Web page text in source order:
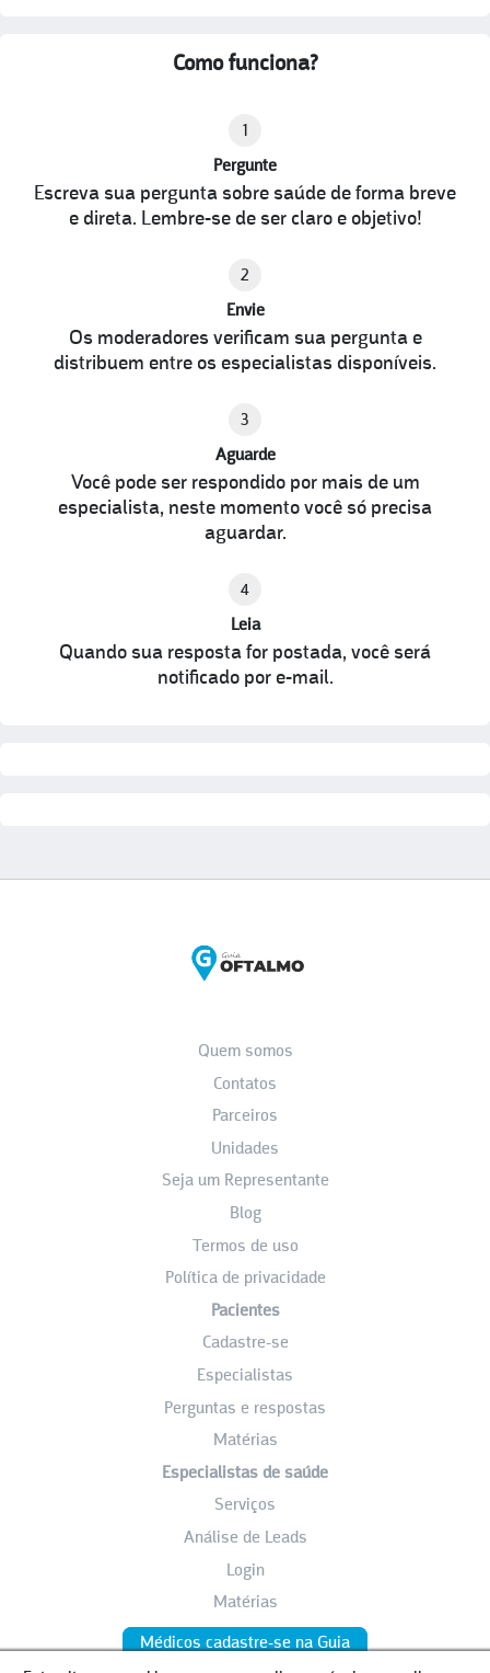
Como funciona?
1
Pergunte
Escreva sua pergunta sobre saúde de forma breve
e direta. Lembre-se de ser claro e objetivo!
2
Envie
Os moderadores verificam sua pergunta e
distribuem entre os especialistas disponíveis.
3
Aguarde
Você pode ser respondido por mais de um
especialista, neste momento você só precisa
aguardar.
4
Leia
Quando sua resposta for postada, você será
notificado por e-mail.
Quem somos
Contatos
Parceiros
Unidades
Seja um Representante
Blog
Termos de uso
Política de privacidade
Pacientes
Cadastre-se
Especialistas
Perguntas e respostas
Matérias
Especialistas de saúde
Serviços
Análise de Leads
Login
Matérias
Médicos cadastre-se na Guia